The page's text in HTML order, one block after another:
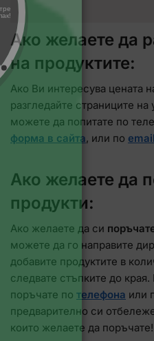
Ако желаете да
на продуктите:
Ако Ви интересува цената
разгледайте страниците
можете да попитате по
форма в сайта, или по email
Ако желаете да
продукти:
Ако желаете да си
можете да го направите
добавите продуктите в
следвате стъпките до
поръчате по телефона или
предварително си
които желаете да поръчате!